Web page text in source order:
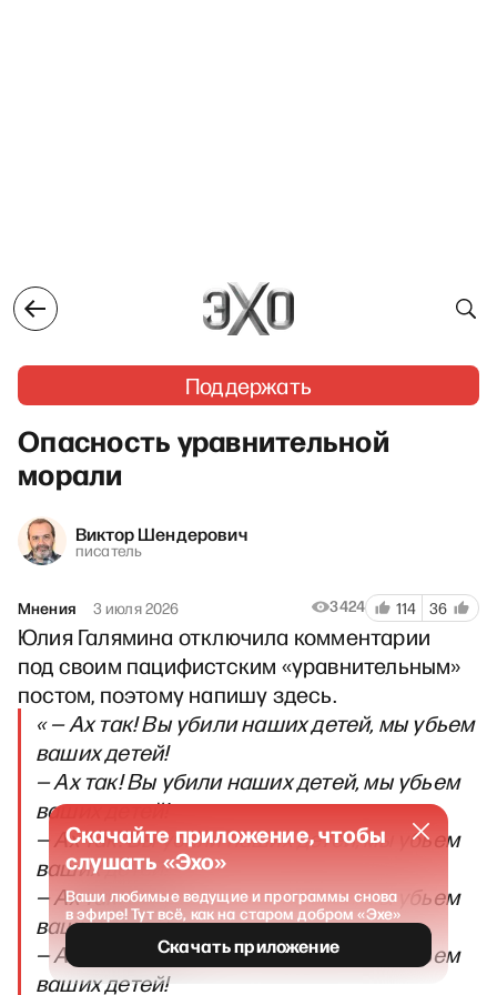
Поддержать
Опасность уравнительной
морали
Виктор Шендерович
писатель
Мнения 3 июля 2026 3424 114 36
Юлия Галямина отключила комментарии
под своим пацифистским «уравнительным»
постом, поэтому напишу здесь.
« — Ах так! Вы убили наших детей, мы убьем
ваших детей!
— Ах так! Вы убили наших детей, мы убьем
ваших детей!
— Ах так! Вы убили наших детей, мы убьем
ваших детей!
— Ах так! Вы убили наших детей, мы убьем
ваших детей!
— Ах так! Вы убили наших детей, мы убьем
ваших детей!
Скачайте приложение, чтобы
слушать «Эхо»
Ваши любимые ведущие и программы снова
в эфире! Тут всё, как на старом добром «Эхе»
Скачать приложение